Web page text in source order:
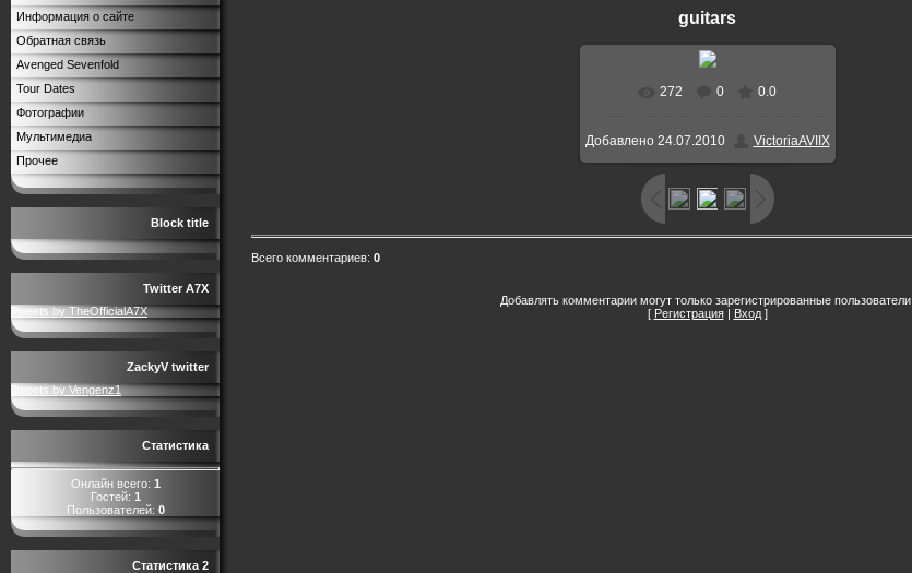
Информация о сайте
Обратная связь
Avenged Sevenfold
Tour Dates
Фотографии
Мультимедиа
Прочее
Block title
Twitter A7X
Tweets by TheOfficialA7X
ZackyV twitter
Tweets by Vengenz1
Статистика
Онлайн всего: 1
Гостей: 1
Пользователей: 0
Статистика 2
guitars
В реальном размере 598x787
782.6Kb
272 0 0.0
Добавлено 24.07.2010 VictoriaAVIIX
Всего комментариев: 0
Добавлять комментарии могут только зарегистрированные пользователи.
[ Регистрация| Вход]